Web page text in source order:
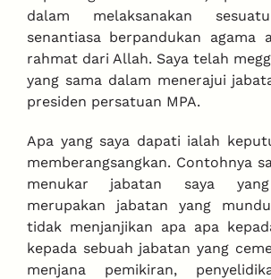
dalam melaksanakan
senantiasa berpandukan agama
rahmat dari Allah. Saya telah
yang sama dalam menerajui
presiden persatuan MPA.
Apa yang saya dapati ialah
memberangsangkan. Contohnya
menukar jabatan saya yang
merupakan jabatan yang
tidak menjanjikan apa apa
kepada sebuah jabatan yang
menjana pemikiran,